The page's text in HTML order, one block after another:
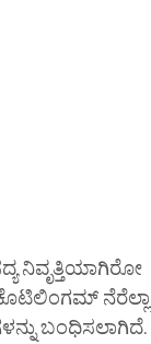
ನಿವೃತ್ತಿಯಾಗಿರೋ
ನೆರೆಲ್ಲಾ
ಬಂಧಿಸಲಾಗಿದೆ.